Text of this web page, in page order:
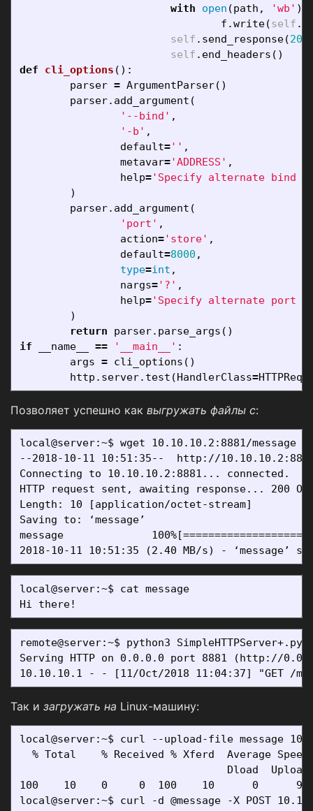
with
open (path , 'wb' )
f .write(self .
self . send_response(201
self . end_headers ()
def
cli_options ():
parser = ArgumentParser()
parser. add_argument (
'--bind' ,
'-b' ,
default='' ,
metavar='ADDRESS' ,
help='Specify alternate bind
)
parser. add_argument (
'port' ,
action='store' ,
default=8000 ,
type=int ,
nargs='?' ,
help='Specify alternate port
)
return
parser. parse_args ()
if
__name__ == '__main__' :
args = cli_options ()
http . server. test (HandlerClass=
Позволяет успешно как выгружать файлы с:
local@server:~$ wget 10.10.10.2:8881/message
--2018-10-11 10:51:35--  http://
Connecting to 10.10.10.2:8881... connected.
HTTP request sent, awaiting response... 200 OK
Length: 10 [application/octet-stream]
Saving to: ‘message’
message
local@server:~$ cat message
remote@server:~$ python3 SimpleHTTPServer+.py
Serving HTTP on 0.0.0.0 port 8881 (http://
Так и загружать на Linux-машину:
local@server:~$ curl --upload-file message
% Total    % Received % Xferd  Average
Dload
100    10    0     0  100    10      0      9
local@server:~$ curl -d @message -X POST